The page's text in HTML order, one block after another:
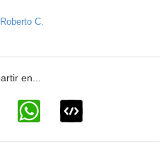
Roberto C.